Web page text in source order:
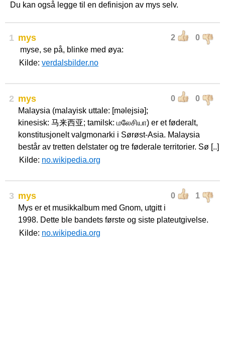
Du kan også legge til en definisjon av mys selv.
1 2 0
mys
myse, se på, blinke med øya:
Kilde: verdalsbilder.no
2 0 0
mys
Malaysia (malayisk uttale: [məlejsiə];
kinesisk: 马来西亚; tamilsk: மலேசியா) er et føderalt,
konstitusjonelt valgmonarki i Sørøst-Asia. Malaysia
består av tretten delstater og tre føderale territorier. Sø [..]
Kilde: no.wikipedia.org
3 0 1
mys
Mys er et musikkalbum med Gnom, utgitt i
1998. Dette ble bandets første og siste plateutgivelse.
Kilde: no.wikipedia.org